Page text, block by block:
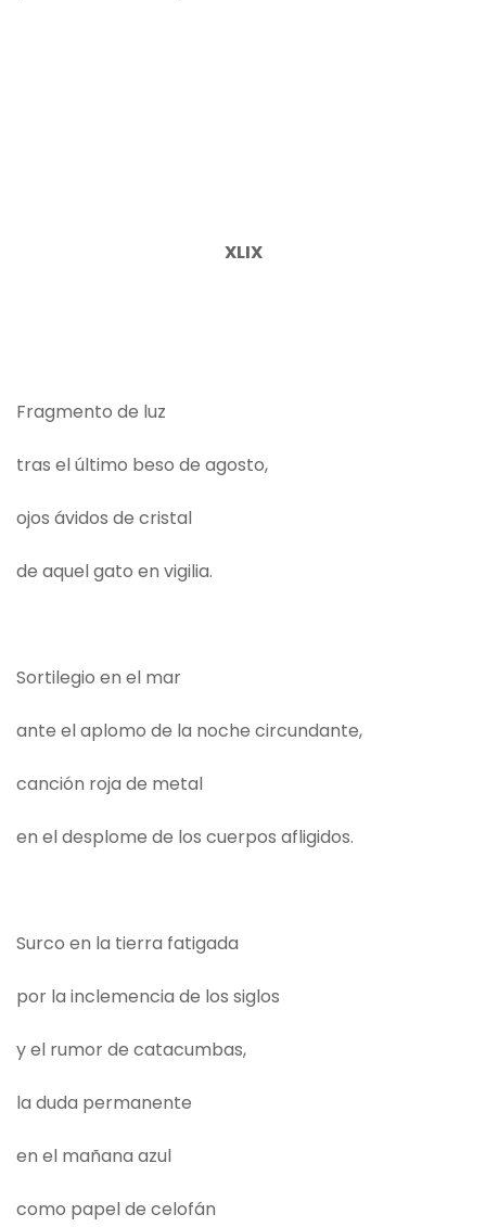
XLIX
Fragmento de luz
tras el último beso de agosto,
ojos ávidos de cristal
de aquel gato en vigilia.
Sortilegio en el mar
ante el aplomo de la noche circundante,
canción roja de metal
en el desplome de los cuerpos afligidos.
Surco en la tierra fatigada
por la inclemencia de los siglos
y el rumor de catacumbas,
la duda permanente
en el mañana azul
como papel de celofán